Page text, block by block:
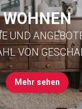
WOHNEN
UND
VON
Mehr sehen